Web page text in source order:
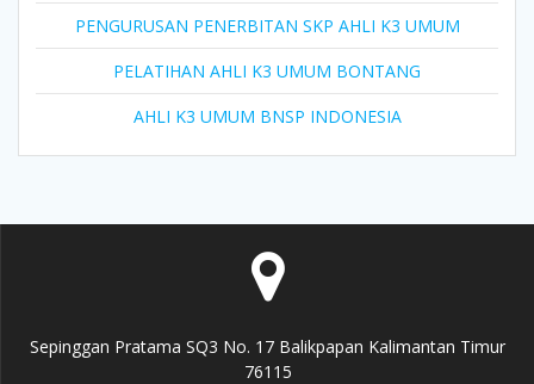
PENGURUSAN PENERBITAN SKP AHLI K3 UMUM
PELATIHAN AHLI K3 UMUM BONTANG
AHLI K3 UMUM BNSP INDONESIA
Sepinggan Pratama SQ3 No. 17 Balikpapan Kalimantan Timur
76115